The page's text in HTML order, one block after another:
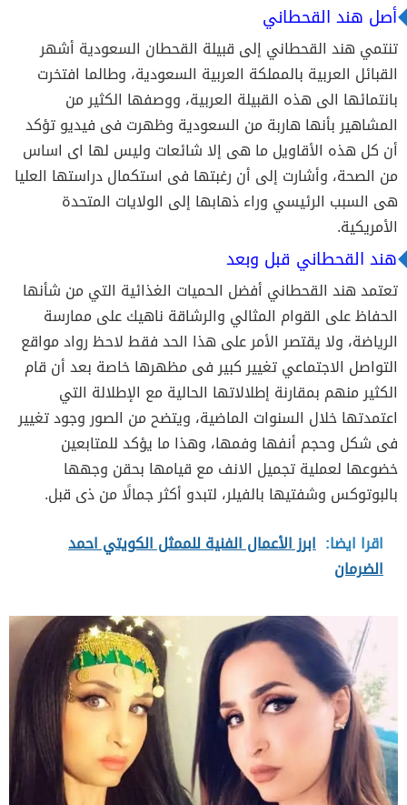
أصل هند القحطاني
تنتمي هند القحطاني إلى قبيلة القحطان السعودية أشهر
القبائل العربية بالمملكة العربية السعودية، وطالما افتخرت
بانتمائها الى هذه القبيلة العربية، ووصفها الكثير من
المشاهير بأنها هاربة من السعودية وظهرت فى فيديو تؤكد
أن كل هذه الأقاويل ما هى إلا شائعات وليس لها اى اساس
من الصحة، وأشارت إلى أن رغبتها فى استكمال دراستها العليا
هى السبب الرئيسي وراء ذهابها إلى الولايات المتحدة
الأمريكية.
هند القحطاني قبل وبعد
تعتمد هند القحطاني أفضل الحميات الغذائية التي من شأنها
الحفاظ على القوام المثالي والرشاقة ناهيك على ممارسة
الرياضة، ولا يقتصر الأمر على هذا الحد فقط لاحظ رواد مواقع
التواصل الاجتماعي تغيير كبير فى مظهرها خاصة بعد أن قام
الكثير منهم بمقارنة إطلالاتها الحالية مع الإطلالة التي
اعتمدتها خلال السنوات الماضية، ويتضح من الصور وجود تغيير
فى شكل وحجم أنفها وفمها، وهذا ما يؤكد للمتابعين
خضوعها لعملية تجميل الانف مع قيامها بحقن وجهها
بالبوتوكس وشفتيها بالفيلر، لتبدو أكثر جمالًا من ذى قبل.
اقرا ايضا: ابرز الأعمال الفنية للممثل الكويتي احمد
الضرمان